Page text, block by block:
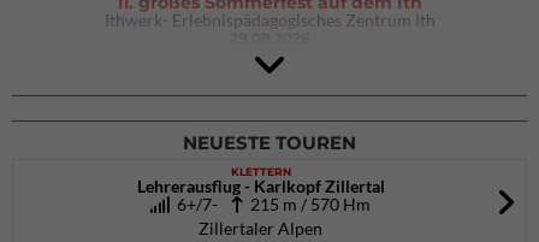
Ithwerk- Erlebnispädagogisches Zentrum Ith
4Blocs KIDS 2026
DAV Kletter- & Boulderzentrum München Süd (Thalkirchen)
26.09.2026
NEUESTE TOUREN
KLETTERN
Lehrerausflug - Karlkopf Zillertal
6+/7-
215 m / 570 Hm
Zillertaler Alpen